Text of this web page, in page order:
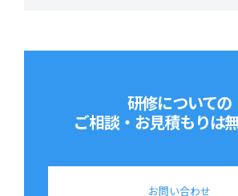
研修についての
ご相談・お見積もりは
お問い合わせ